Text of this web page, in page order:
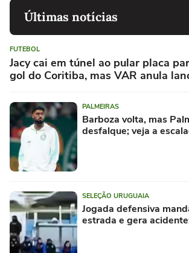
Últimas notícias
FUTEBOL
Jacy cai em túnel ao pular placa
gol do Coritiba, mas VAR anula
PALMEIRAS
Barboza volta, mas
desfalque; veja a
SELEÇÃO URUGUAIA
Jogada defensiva
estrada e gera